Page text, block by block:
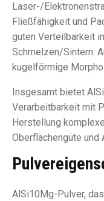
Laser-/
Fließfähigkeit und
guten Verteilbarkeit
Schmelzen/Sintern.
kugelförmige
Insgesamt bietet
Verarbeitbarkeit mit
Herstellung
Oberflächengüte und
AlSi10Mg-Pulver,